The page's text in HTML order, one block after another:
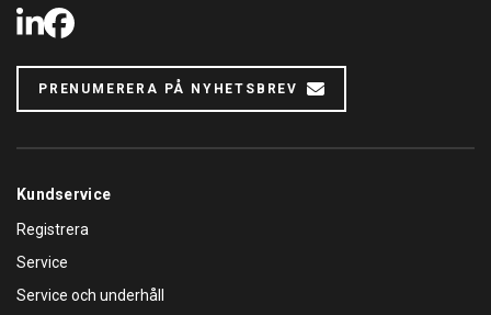
LinkedIn
Facebook
PRENUMERERA PÅ NYHETSBREV
Kundservice
Registrera
Service
Service och underhåll